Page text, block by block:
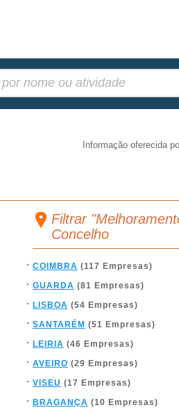
Informação oferecida
Filtrar
Concelho
COIMBRA (117 Empresas)
GUARDA (81 Empresas)
LISBOA (54 Empresas)
SANTARÉM (51 Empresas)
LEIRIA (46 Empresas)
AVEIRO (29 Empresas)
VISEU (17 Empresas)
BRAGANÇA (10 Empresas)